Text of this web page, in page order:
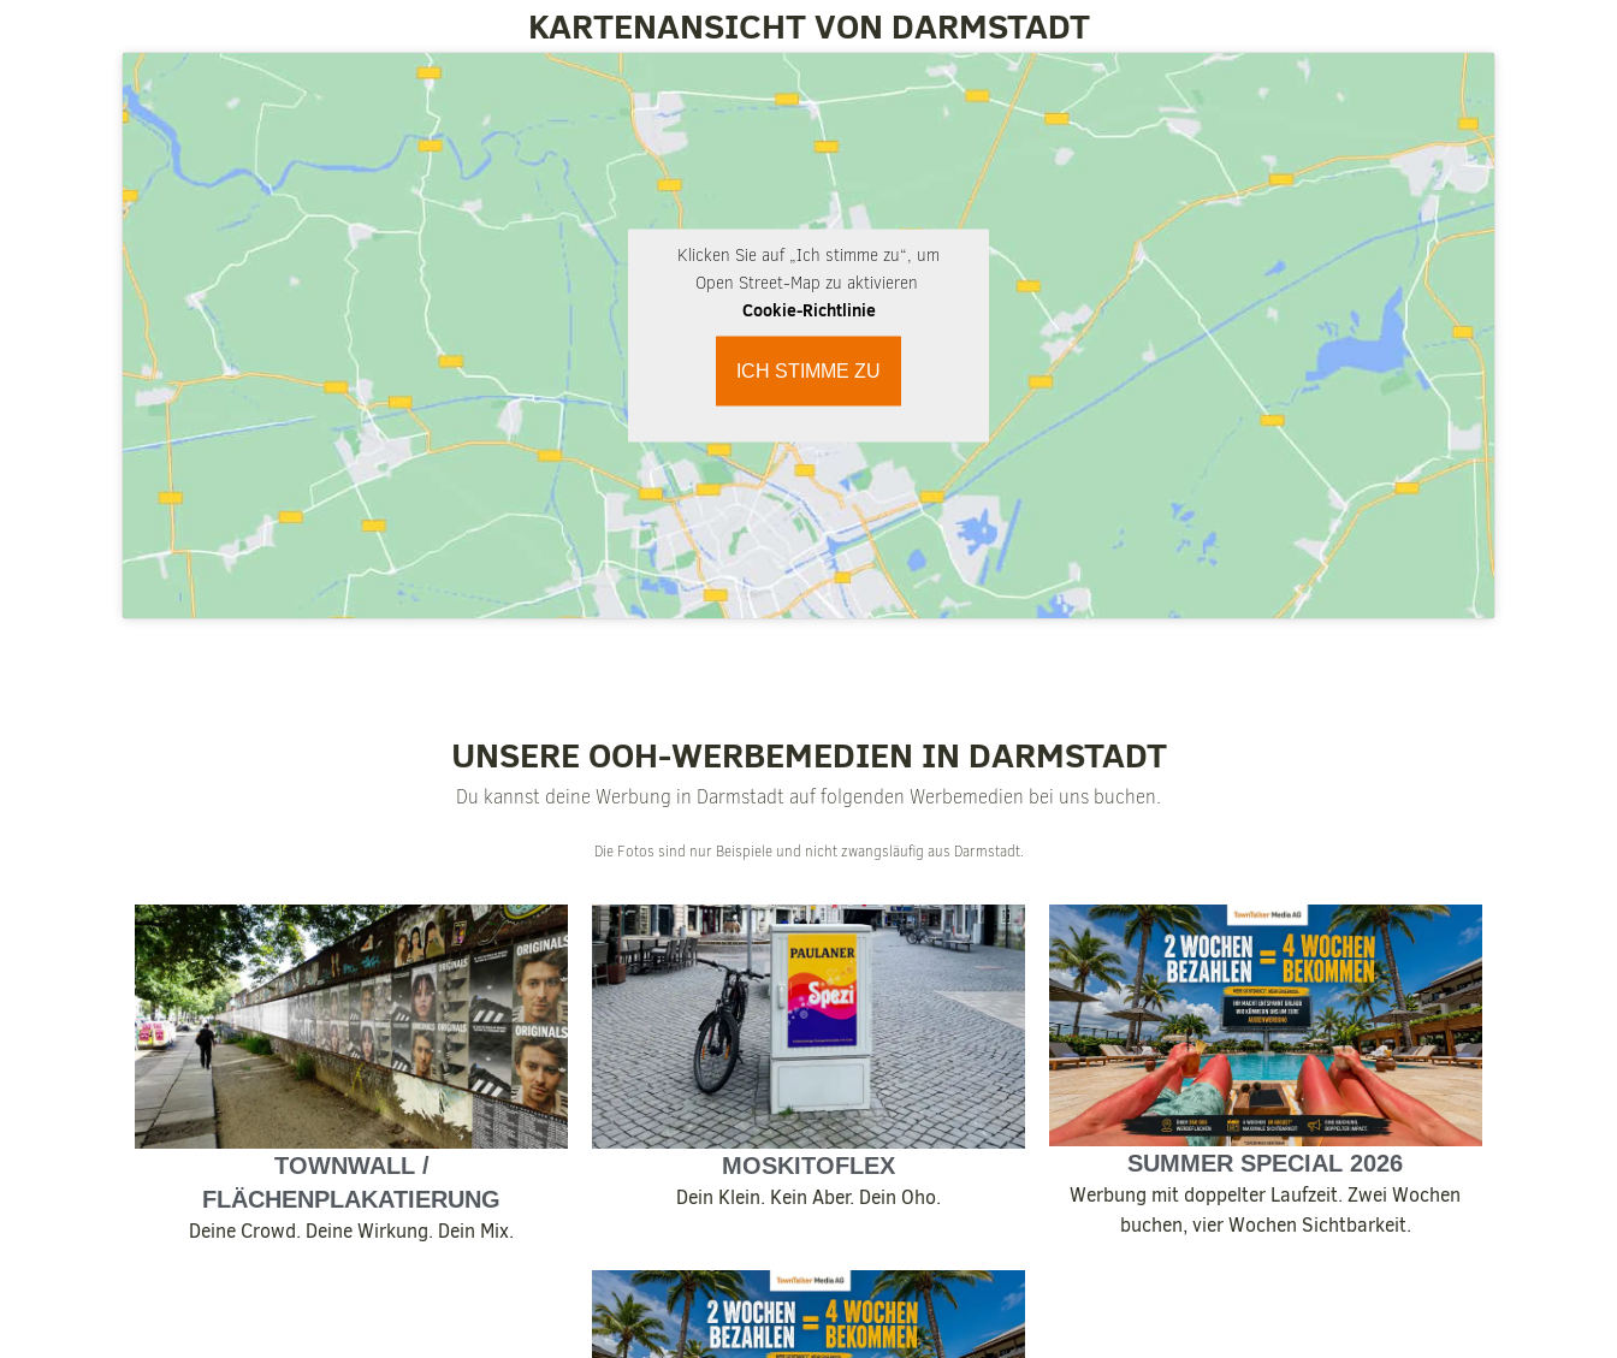
KARTENANSICHT VON DARMSTADT
Klicken Sie auf „Ich stimme zu“, um
Open Street-Map zu aktivieren
Cookie-Richtlinie
ICH STIMME ZU
UNSERE OOH-WERBEMEDIEN IN DARMSTADT
Du kannst deine Werbung in Darmstadt auf folgenden Werbemedien bei uns buchen.
Die Fotos sind nur Beispiele und nicht zwangsläufig aus Darmstadt.
TOWNWALL /
FLÄCHENPLAKATIERUNG
Deine Crowd. Deine Wirkung. Dein Mix.
MOSKITOFLEX
Dein Klein. Kein Aber. Dein Oho.
SUMMER SPECIAL 2026
Werbung mit doppelter Laufzeit. Zwei Wochen
buchen, vier Wochen Sichtbarkeit.